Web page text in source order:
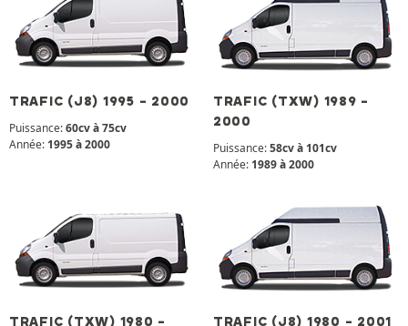
TRAFIC (J8) 1995 - 2000
Puissance:60cv à 75cv
Année: 1995 à 2000
TRAFIC (TXW) 1989 -
2000
Puissance:58cv à 101cv
Année: 1989 à 2000
TRAFIC (TXW) 1980 - TRAFIC (J8) 1980 - 2001